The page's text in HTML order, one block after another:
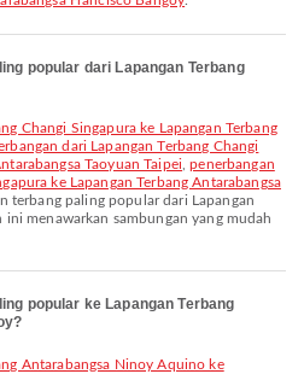
popular dari Lapangan Terbang
dari Lapangan Terbang Changi
Taoyuan Taipei ,penerbangan
ke Lapangan Terbang Antarabangsa
terbang paling popular dari Lapangan
ini menawarkan sambungan yang mudah
popular ke Lapangan Terbang